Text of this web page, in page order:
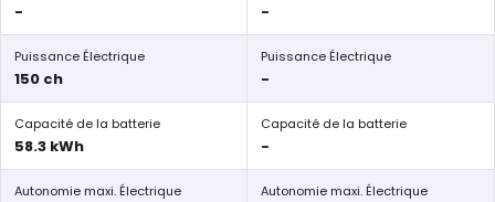
- -
Puissance Électrique
150 ch
Puissance Électrique
-
Capacité de la batterie
58.3 kWh
Capacité de la batterie
-
Autonomie maxi. Électrique Autonomie maxi. Électrique